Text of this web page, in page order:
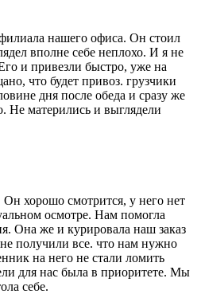
нашего офиса. Он стоил
вполне себе неплохо. И я не
и привезли быстро, уже на
что будет привоз. грузчики
дня после обеда и сразу же
Не матерились и выглядели
хорошо смотрится, у него нет
осмотре. Нам помогла
Она же и курировала наш заказ
получили все. что нам нужно
на него не стали ломить
для нас была в приоритете. Мы
себе.